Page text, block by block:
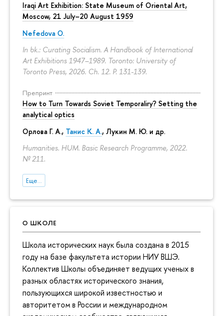
Iraqi Art Exhibition: State Museum of Oriental Art,
Moscow, 21 July–20 August 1959
Nefedova O.
In bk.: Curating Socialism. A Handbook of International
Art Exhibitions 1947–1989. Toronto: University of
Toronto Press, 2026. Ch. 12. P. 131-139.
Препринт
How to Turn Towards Soviet Temporaliry? Setting the
analytical optics
Орлова Г. А., Танис К. А., Лукин М. Ю. и др.
Humanities. HUM. Basic Research Programme, 2022.
№ 211.
Еще...
О ШКОЛЕ
Школа исторических наук была создана в 2015
году на базе факультета истории НИУ ВШЭ.
Коллектив Школы объединяет ведущих ученых в
разных областях исторического знания,
пользующихся широкой известностью и
авторитетом в России и международном